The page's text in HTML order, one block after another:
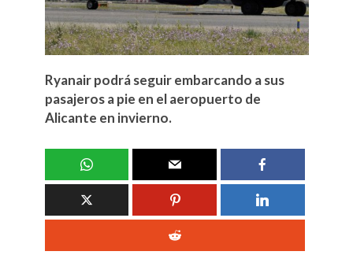
Ryanair podrá seguir embarcando a sus
pasajeros a pie en el aeropuerto de
Alicante en invierno.